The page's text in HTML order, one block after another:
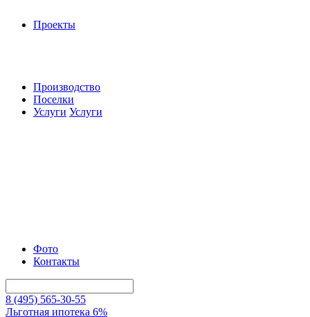
Проекты
Производство
Поселки
Услуги Услуги
Фото
Контакты
8 (495) 565-30-55
Льготная ипотека 6%